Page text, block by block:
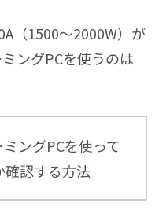
（1500～2000W）が
ングPCを使うのは
ングPCを使って
認する方法